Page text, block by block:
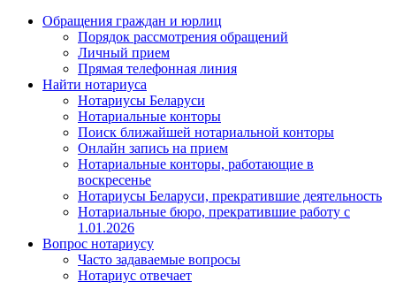
Обращения граждан и юрлиц
Порядок рассмотрения обращений
Личный прием
Прямая телефонная линия
Найти нотариуса
Нотариусы Беларуси
Нотариальные конторы
Поиск ближайшей нотариальной конторы
Онлайн запись на прием
Нотариальные конторы, работающие в
воскресенье
Нотариусы Беларуси, прекратившие деятельность
Нотариальные бюро, прекратившие работу с
1.01.2026
Вопрос нотариусу
Часто задаваемые вопросы
Нотариус отвечает